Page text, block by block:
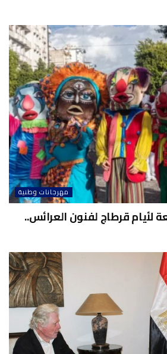
مهرجانات وطنية
لأيام قرطاج لفنون العرائس..